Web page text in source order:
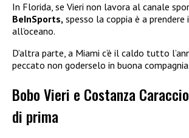
In Florida, se Vieri non lavora al canale
BeInSports, spesso la coppia è a
all’oceano.
D’altra parte, a Miami c’è il caldo tutto
peccato non goderselo in buona compagnia.
Bobo Vieri e Costanza
di prima